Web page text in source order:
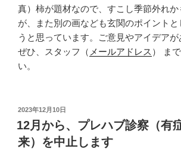
真）柿が題材なので、すこし季節外れか
が、また別の画なども玄関のポイントと
うと思っています。ご意見やアイデアが
ぜひ、スタッフ（ メールアドレス ） ま
い。
投
稿
日:
2023年12月10日
12月から、プレハブ診察（有
来）を中止します